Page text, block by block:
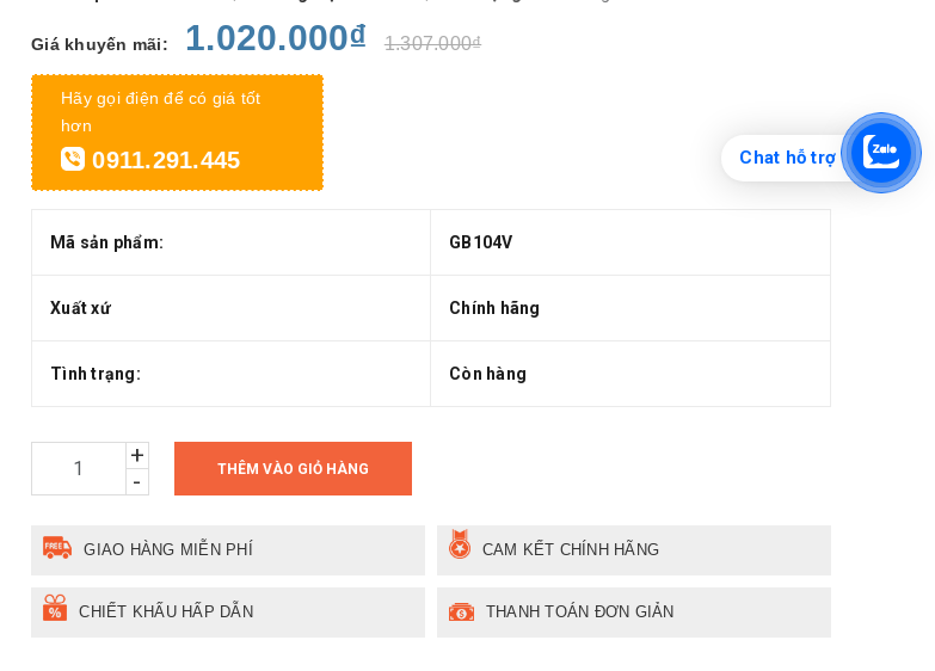
Giá khuyến mãi: 1.020.000₫ 1.307.000₫
Hãy gọi điện để có giá tốt
hơn
0911.291.445
Mã sản phẩm: GB104V
Xuất xứ Chính hãng
Tình trạng: Còn hàng
+
-
THÊM VÀO GIỎ HÀNG
GIAO HÀNG MIỄN PHÍ CAM KẾT CHÍNH HÃNG
CHIẾT KHẤU HẤP DẪN THANH TOÁN ĐƠN GIẢN
Chat hỗ trợ